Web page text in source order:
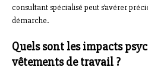
consultant spécialisé peut s’avérer
démarche.
Quels sont les impacts
vêtements de travail ?